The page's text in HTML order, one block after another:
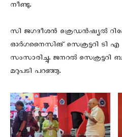
നീണ്ടു.
സി ജഗദീശൻ ക്രെഡൻഷ്യൽ
ഓർഗനൈസിങ്‌ സെക്രട്ടറി ടി
സംസാരിച്ചു. ജനറൽ സെക്രട്ടറി
മറുപടി പറഞ്ഞു.